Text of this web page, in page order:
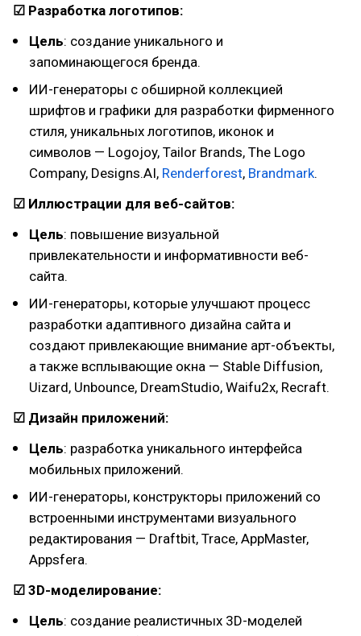
☑ Разработка логотипов:
Цель: создание уникального и
запоминающегося бренда.
ИИ-генераторы с обширной коллекцией
шрифтов и графики для разработки фирменного
стиля, уникальных логотипов, иконок и
символов — Logojoy, Tailor Brands, The Logo
Company, Designs.AI, Renderforest, Brandmark.
☑ Иллюстрации для веб-сайтов:
Цель: повышение визуальной
привлекательности и информативности веб-
сайта.
ИИ-генераторы, которые улучшают процесс
разработки адаптивного дизайна сайта и
создают привлекающие внимание арт-объекты,
а также всплывающие окна — Stable Diffusion,
Uizard, Unbounce, DreamStudio, Waifu2x, Recraft.
☑ Дизайн приложений:
Цель: разработка уникального интерфейса
мобильных приложений.
ИИ-генераторы, конструкторы приложений со
встроенными инструментами визуального
редактирования — Draftbit, Trace, AppMaster,
Appsfera.
☑ 3D-моделирование:
Цель: создание реалистичных 3D-моделей